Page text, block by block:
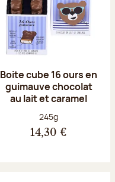
Boite cube 16 ours en
guimauve chocolat
au lait et caramel
Poids net :
245g
14,30 €